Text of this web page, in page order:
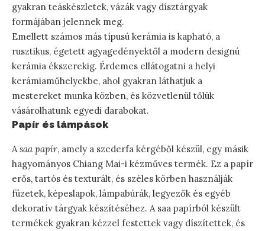
gyakran teáskészletek, vázák vagy dísztárgyak
formájában jelennek meg.
Emellett számos más típusú kerámia is kapható, a
rusztikus, égetett agyagedényektől a modern designú
kerámia ékszerekig. Érdemes ellátogatni a helyi
kerámiaműhelyekbe, ahol gyakran láthatjuk a
mestereket munka közben, és közvetlenül tőlük
vásárolhatunk egyedi darabokat.
Papír és lámpások
A saa papír, amely a szederfa kérgéből készül, egy másik
hagyományos Chiang Mai-i kézműves termék. Ez a papír
erős, tartós és texturált, és széles körben használják
füzetek, képeslapok, lámpabúrák, legyezők és egyéb
dekoratív tárgyak készítéséhez. A saa papírból készült
termékek gyakran kézzel festettek vagy díszítettek, és